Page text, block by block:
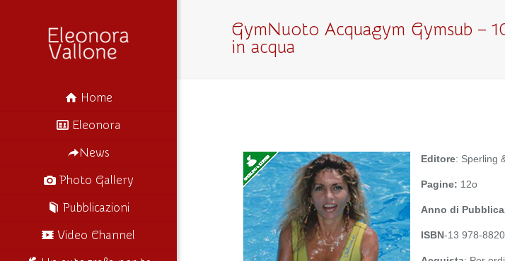
Home
Eleonora
News
Photo Gallery
Pubblicazioni
Video Channel
GymNuoto Acquagym Gymsub –
in acqua
Editore: Sperling
Pagine: 12o
Anno di
ISBN-13 978-